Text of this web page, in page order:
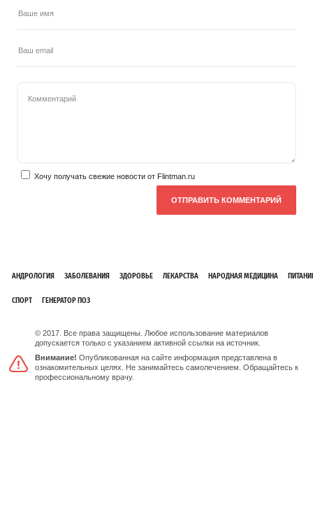
Хочу получать свежие новости от Flintman.ru
АНДРОЛОГИЯ ЗАБОЛЕВАНИЯ ЗДОРОВЬЕ ЛЕКАРСТВА НАРОДНАЯ МЕДИЦИНА
СПОРТ ГЕНЕРАТОР ПОЗ
© 2017. Все права защищены. Любое использование материалов
допускается только с указанием активной ссылки на источник.
Внимание! Опубликованная на сайте информация представлена в
ознакомительных целях. Не занимайтесь самолечением. Обращайтесь к
профессиональному врачу.